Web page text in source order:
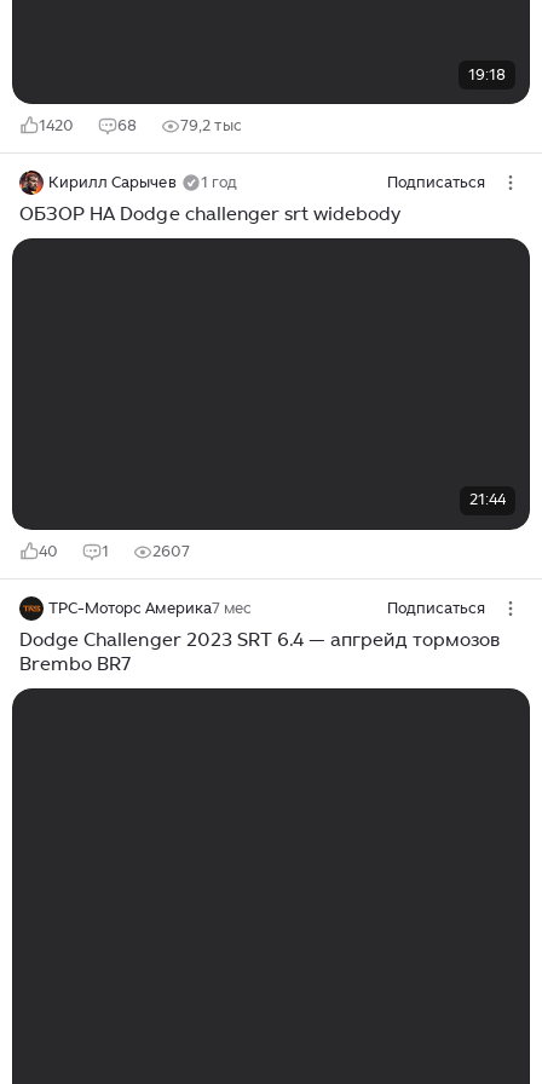
19:18
1420 68 79,2 тыс
Кирилл Сарычев 1 год Подписаться
ОБЗОР НА Dodge challenger srt widebody
21:44
40 1 2607
ТРС-Моторс Америка7 мес Подписаться
Dodge Challenger 2023 SRT 6.4 — апгрейд тормозов
Brembo BR7